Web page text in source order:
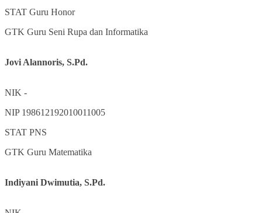
STAT Guru Honor
GTK Guru Seni Rupa dan Informatika
Jovi Alannoris, S.Pd.
NIK -
NIP 198612192010011005
STAT PNS
GTK Guru Matematika
Indiyani Dwimutia, S.Pd.